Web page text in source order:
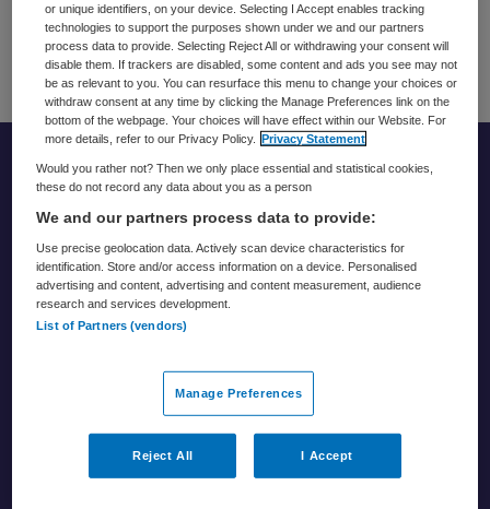
kennis naar praktische tips en adviezen voor het
dagelijks leven.
Footer
or unique identifiers, on your device. Selecting I Accept enables tracking
technologies to support the purposes shown under we and our partners
process data to provide. Selecting Reject All or withdrawing your consent will
disable them. If trackers are disabled, some content and ads you see may not
be as relevant to you. You can resurface this menu to change your choices or
withdraw consent at any time by clicking the Manage Preferences link on the
bottom of the webpage. Your choices will have effect within our Website. For
more details, refer to our Privacy Policy.
Privacy Statement
Would you rather not? Then we only place essential and statistical cookies,
these do not record any data about you as a person
We and our partners process data to provide:
Use precise geolocation data. Actively scan device characteristics for
identification. Store and/or access information on a device. Personalised
advertising and content, advertising and content measurement, audience
research and services development.
List of Partners (vendors)
Manage Preferences
Reject All I Accept